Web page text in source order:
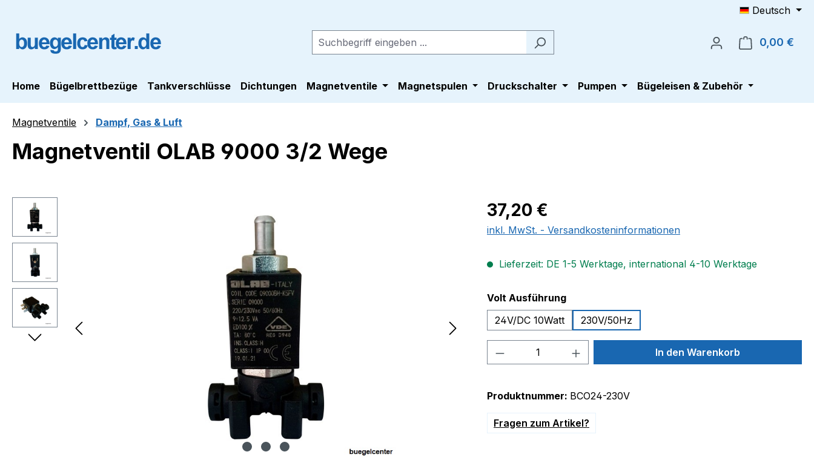
Deutsch
0,00 €
Home Bügelbrettbezüge Tankverschlüsse Dichtungen Magnetventile Magnetspulen Druckschalter Pumpen Bügeleisen & Zubehör
Magnetventile Dampf, Gas & Luft
Magnetventil OLAB 9000 3/2 Wege
Bildergalerie überspringen Regulärer Preis:
37,20 €
inkl. MwSt. - Versandkosteninformationen
Lieferzeit: DE 1-5 Werktage, international 4-10 Werktage
Volt Ausführungauswählen
24V/DC 10Watt
230V/50Hz
Produkt Anzahl: Gib den gewünschten Wert
In den Warenkorb
Produktnummer: BCO24-230V
Fragen zum Artikel?